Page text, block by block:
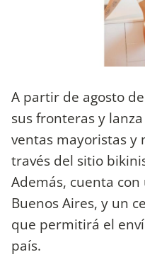
A partir de agosto
sus fronteras y
ventas mayoristas y
través del sitio
Además, cuenta
Buenos Aires, y un
que permitirá el
país.